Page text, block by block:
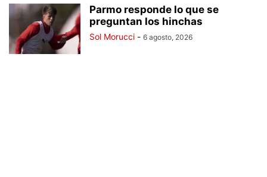
Parmo responde lo que se
preguntan los hinchas
Sol Morucci - 6 agosto, 2026